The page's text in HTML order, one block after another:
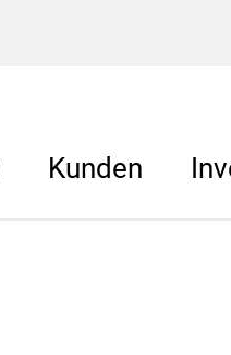
Kunden